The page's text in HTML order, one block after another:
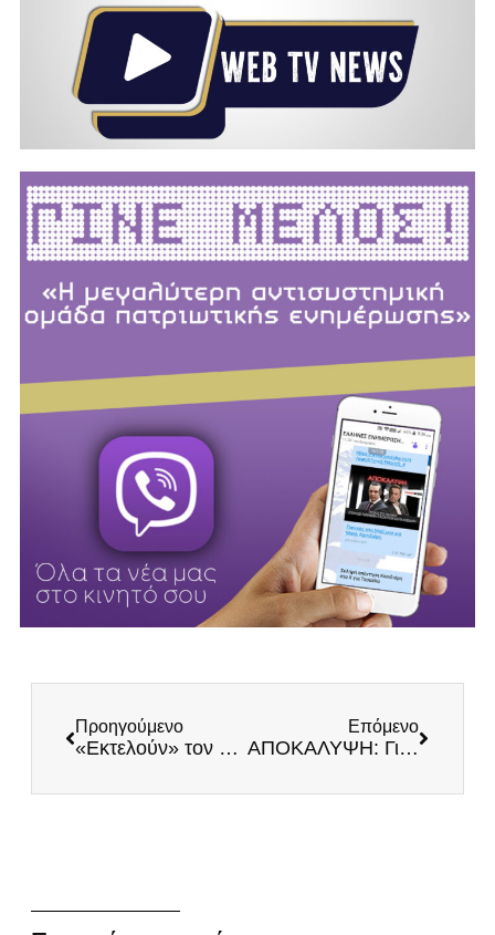
Προηγούμενο
«Εκτελούν» τον πολιτισμό
Επόμενο
ΑΠΟΚΑΛΥΨΗ: Γιατί φοβούνται τον Κασιδιάρη (Βίντεο)